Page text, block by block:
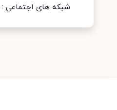
شبکه های اجتماعی :